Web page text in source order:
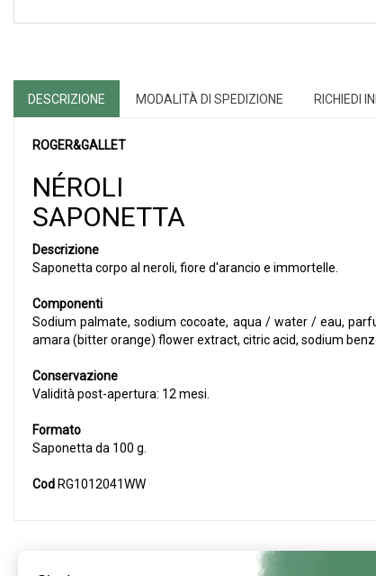
DESCRIZIONE MODALITÀ DI SPEDIZIONE RICHIEDI
ROGER&GALLET
NÉROLI
SAPONETTA
Descrizione
Saponetta corpo al neroli, fiore d'arancio e immortelle.
Componenti
Sodium palmate, sodium cocoate, aqua / water / eau,
amara (bitter orange) flower extract, citric acid, sodium
Conservazione
Validità post-apertura: 12 mesi.
Formato
Saponetta da 100 g.
Cod RG1012041WW